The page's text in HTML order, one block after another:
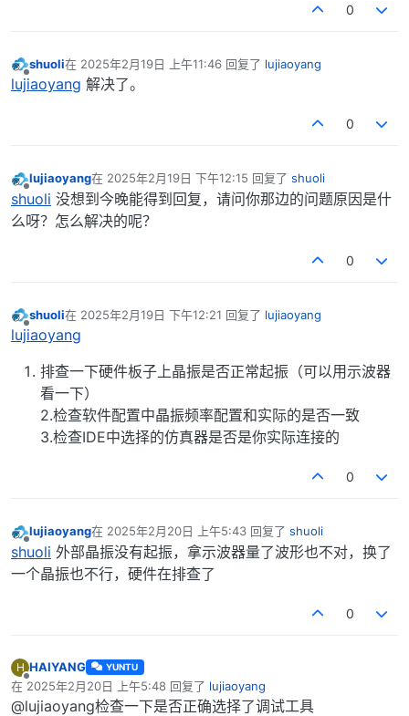
0
离线
shuoli在 2025年2月19日 上午11:46 回复了 lujiaoyang
最后由 编辑
lujiaoyang 解决了。
0
离线
lujiaoyang在 2025年2月19日 下午12:15 回复了 shuoli
最后由 编辑
shuoli 没想到今晚能得到回复，请问你那边的问题原因是什
么呀？怎么解决的呢？
0
离线
shuoli在 2025年2月19日 下午12:21 回复了 lujiaoyang
最后由 编辑
lujiaoyang
排查一下硬件板子上晶振是否正常起振（可以用示波器
看一下）
2.检查软件配置中晶振频率配置和实际的是否一致
3.检查IDE中选择的仿真器是否是你实际连接的
0
离线
lujiaoyang在 2025年2月20日 上午5:43 回复了 shuoli
最后由 编辑
shuoli 外部晶振没有起振，拿示波器量了波形也不对，换了
一个晶振也不行，硬件在排查了
0
H
离线
HAIYANG YUNTU
在 2025年2月20日 上午5:48 回复了 lujiaoyang
最后由 编辑
@lujiaoyang检查一下是否正确选择了调试工具